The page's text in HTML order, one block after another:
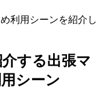
利用シーンを紹介し
介する出張マ
シーン